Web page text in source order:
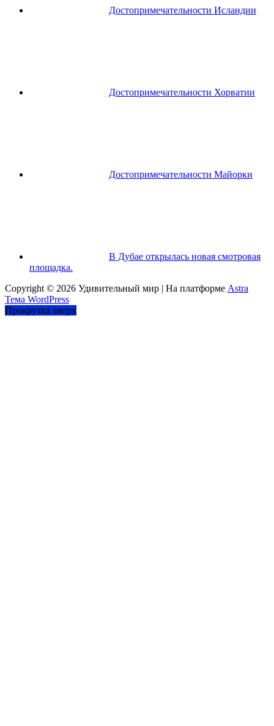
Достопримечательности Исландии
Достопримечательности Хорватии
Достопримечательности Майорки
В Дубае открылась новая смотровая
площадка.
Copyright © 2026 Удивительный мир | На платформе Astra
Тема WordPress
Прокрутка вверх